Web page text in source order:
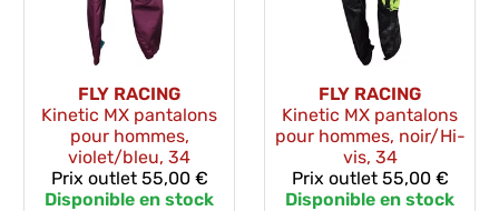
FLY RACING
Kinetic MX pantalons
pour hommes,
violet/bleu, 34
Prix outlet55,00 €
Disponible en stock
FLY RACING
Kinetic MX pantalons
pour hommes, noir/Hi-
vis, 34
Prix outlet55,00 €
Disponible en stock